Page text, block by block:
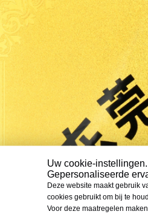
Uw cookie-instellingen.
Gepersonaliseerde
Deze website maakt gebruik
cookies gebruikt om bij te
Voor deze maatregelen